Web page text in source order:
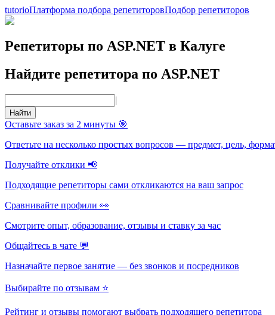
tutorioПлатформа подбора репетиторовПодбор репетиторов
Репетиторы по ASP.NET в Калуге
Найдите репетитора по ASP.NET
|
Найти
Оставьте заказ за 2 минуты 🎯
Ответьте на несколько простых вопросов — предмет, цель,
Получайте отклики 📢
Подходящие репетиторы сами откликаются на ваш запрос
Сравнивайте профили 👀
Смотрите опыт, образование, отзывы и ставку за час
Общайтесь в чате 💬
Назначайте первое занятие — без звонков и посредников
Выбирайте по отзывам ⭐
Рейтинг и отзывы помогают выбрать подходящего репетитора